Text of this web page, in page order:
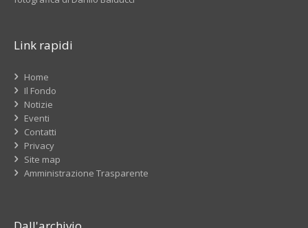
Link rapidi
Home
Il Fondo
Notizie
Eventi
Contatti
Privacy
Site map
Amministrazione Trasparente